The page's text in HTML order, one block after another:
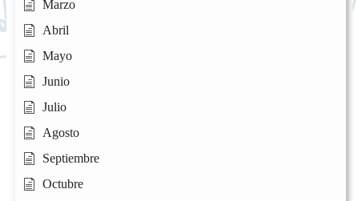
Marzo
Abril
Mayo
Junio
Julio
Agosto
Septiembre
Octubre